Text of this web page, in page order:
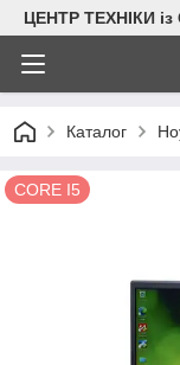
ЦЕНТР ТЕХНІКИ
Каталог
CORE I5